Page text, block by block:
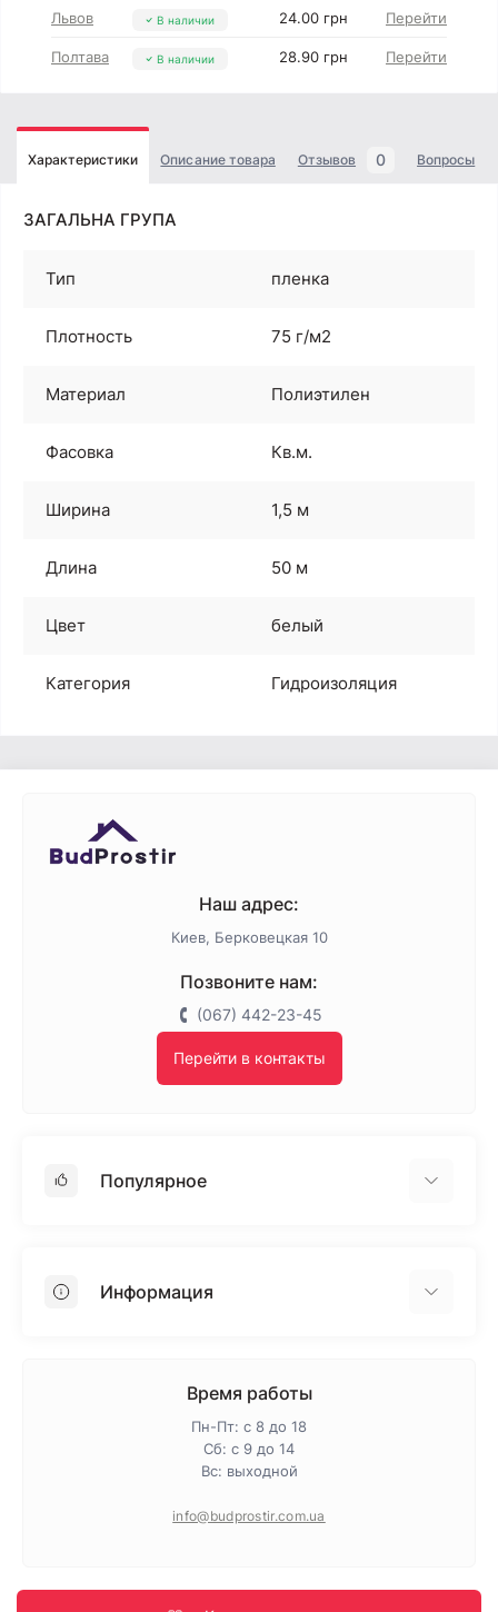
Львов В наличии 24.00 грн Перейти
Полтава В наличии 28.90 грн Перейти
Характеристики Описание товара Отзывов 0 Вопросы
ЗАГАЛЬНА ГРУПА
Тип пленка
Плотность 75 г/м2
Материал Полиэтилен
Фасовка Кв.м.
Ширина 1,5 м
Длина 50 м
Цвет белый
Категория Гидроизоляция
Наш адрес:
Киев, Берковецкая 10
Позвоните нам:
(067) 442-23-45
Перейти в контакты
Популярное
ПенопластИнформация
Политика конфиденциальности
Время работы
Пн-Пт: с 8 до 18
Сб: с 9 до 14
Вс: выходной
info@budprostir.com.ua